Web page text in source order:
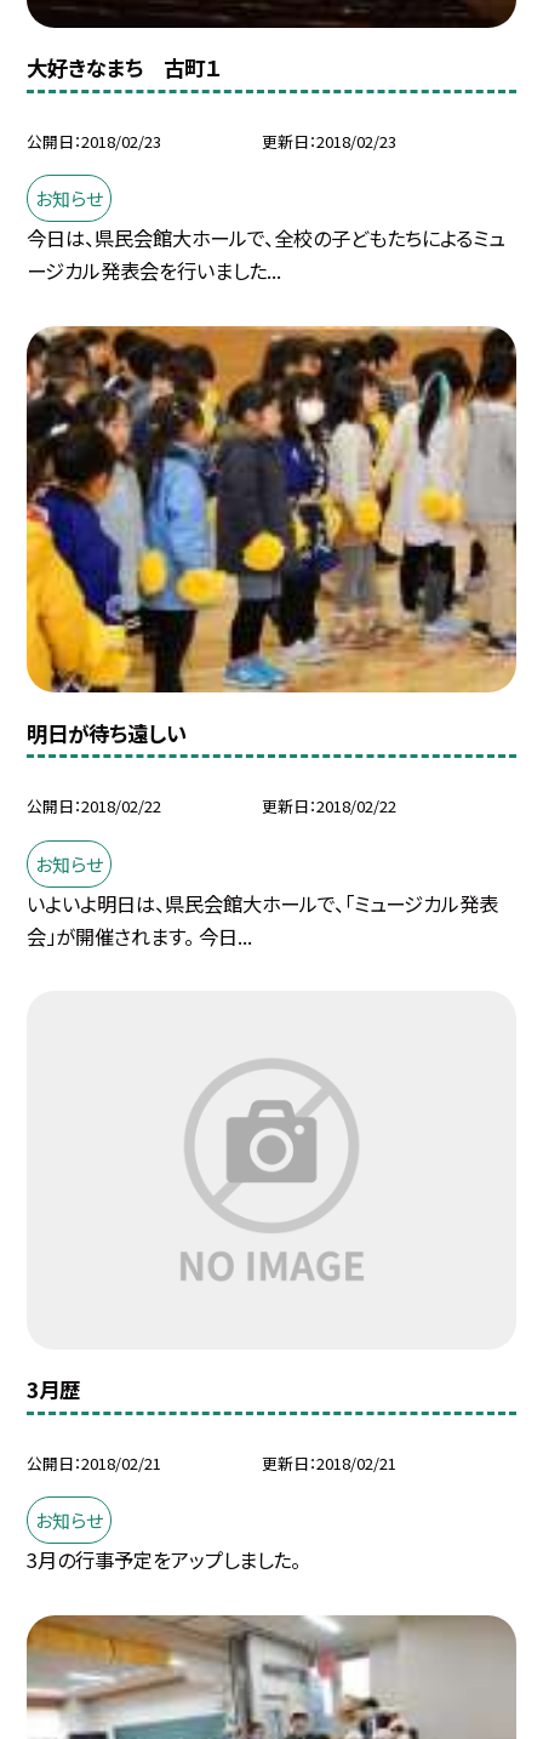
大好きなまち 古町１
公開日 2018/02/23 更新日 2018/02/23
お知らせ
今日は、県民会館大ホールで、全校の子どもたちによるミュ
ージカル発表会を行いました...
明日が待ち遠しい
公開日 2018/02/22 更新日 2018/02/22
お知らせ
いよいよ明日は、県民会館大ホールで、「ミュージカル発表
会」が開催されます。 今日...
3月歴
公開日 2018/02/21 更新日 2018/02/21
お知らせ
3月の行事予定をアップしました。